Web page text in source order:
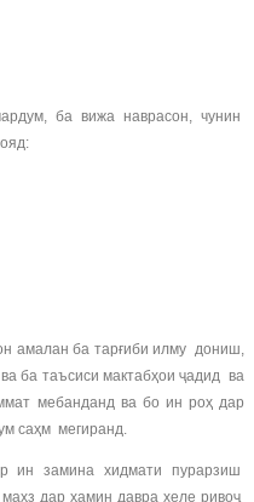
ба вижа наврасон, чунин
амалан ба тарғиби илму дониш,
ба таъсиси мактабҳои ҷадид ва
мебанданд ва бо ин роҳ дар
саҳм мегиранд.
ин замина хидмати пурарзиш
дар ҳамин давра хеле ривоҷ